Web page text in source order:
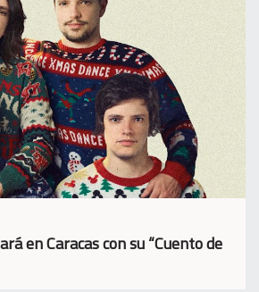
en Caracas con su “Cuento de